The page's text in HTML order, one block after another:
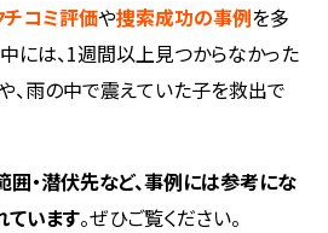
チコミ評価や捜索成功の事例を多
には、1週間以上見つからなかった
、雨の中で震えていた子を救出で
囲・潜伏先など、事例には参考にな
ています。ぜひご覧ください。